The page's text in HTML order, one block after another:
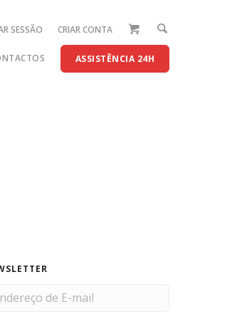
SESSÃO CRIAR CONTA
ASSISTÊNCIA 24H